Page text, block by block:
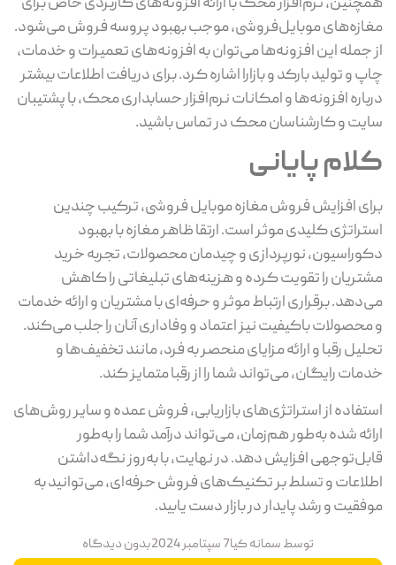
موبایل‌فروشی، موجب بهبود پروسه فروش می‌شود.
جمله این افزونه‌ها می‌توان به افزونه‌های تعمیرات و خدمات،
و تولید بارکد و بازارا اشاره کرد. برای دریافت اطلاعات بیشتر
افزونه‌ها و امکانات نرم‌افزار حسابداری محک، با پشتیبان
و کارشناسان محک در تماس باشید.
پایانی
افزایش فروش مغازه موبایل فروشی، ترکیب چندین
کلیدی موثر است. ارتقا ظاهر مغازه با بهبود
نورپردازی و چیدمان محصولات، تجربه خرید
را تقویت کرده و هزینه‌های تبلیغاتی را کاهش
برقراری ارتباط موثر و حرفه‌ای با مشتریان و ارائه خدمات
باکیفیت نیز اعتماد و وفاداری آنان را جلب می‌کند.
رقبا و ارائه مزایای منحصر به فرد، مانند تخفیف‌ها و
رایگان، می‌تواند شما را از رقبا متمایز کند.
از استراتژی‌های بازاریابی، فروش عمده و سایر روش‌های
شده به‌طور هم‌زمان، می‌تواند درآمد شما را به‌طور
افزایش دهد. در نهایت، با به‌روز نگه‌داشتن
و تسلط بر تکنیک‌های فروش حرفه‌ای، می‌توانید به
و رشد پایدار در بازار دست یابید.
توسطسمانه کیا7 سپتامبر 2024 بدون دیدگاه